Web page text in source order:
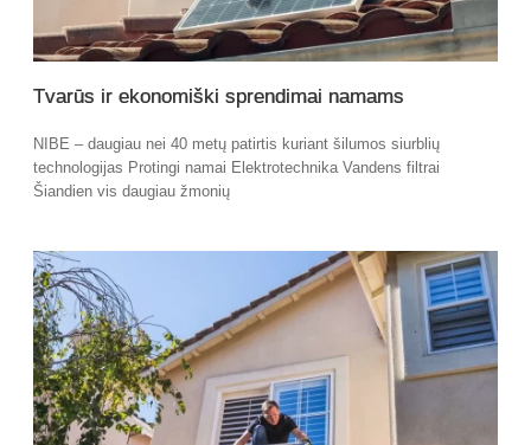
Tvarūs ir ekonomiški sprendimai namams
NIBE – daugiau nei 40 metų patirtis kuriant šilumos siurblių
technologijas Protingi namai Elektrotechnika Vandens filtrai
Šiandien vis daugiau žmonių